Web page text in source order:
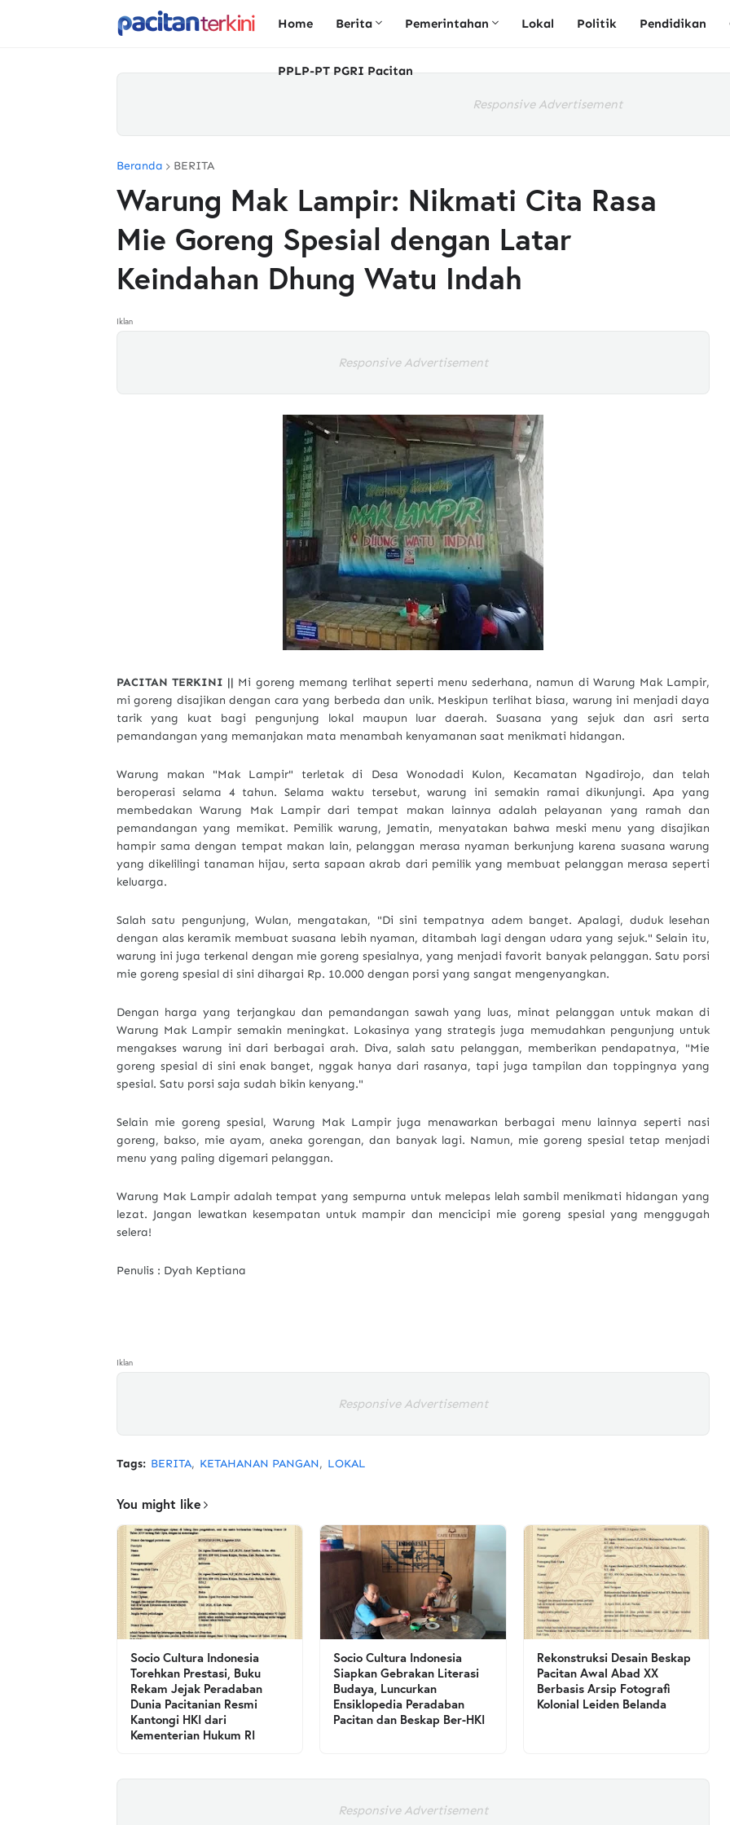
Home Berita Pemerintahan Lokal Politik Pendidikan
PPLP-PT PGRI Pacitan
Responsive Advertisement
Beranda BERITA
Warung Mak Lampir: Nikmati Cita Rasa
Mie Goreng Spesial dengan Latar
Keindahan Dhung Watu Indah
Iklan
Responsive Advertisement
PACITAN TERKINI || Mi goreng memang terlihat seperti menu sederhana, namun di Warung Mak Lampir,
mi goreng disajikan dengan cara yang berbeda dan unik. Meskipun terlihat biasa, warung ini menjadi daya
tarik yang kuat bagi pengunjung lokal maupun luar daerah. Suasana yang sejuk dan asri serta
pemandangan yang memanjakan mata menambah kenyamanan saat menikmati hidangan.
Warung makan "Mak Lampir" terletak di Desa Wonodadi Kulon, Kecamatan Ngadirojo, dan telah
beroperasi selama 4 tahun. Selama waktu tersebut, warung ini semakin ramai dikunjungi. Apa yang
membedakan Warung Mak Lampir dari tempat makan lainnya adalah pelayanan yang ramah dan
pemandangan yang memikat. Pemilik warung, Jematin, menyatakan bahwa meski menu yang disajikan
hampir sama dengan tempat makan lain, pelanggan merasa nyaman berkunjung karena suasana warung
yang dikelilingi tanaman hijau, serta sapaan akrab dari pemilik yang membuat pelanggan merasa seperti
keluarga.
Salah satu pengunjung, Wulan, mengatakan, "Di sini tempatnya adem banget. Apalagi, duduk lesehan
dengan alas keramik membuat suasana lebih nyaman, ditambah lagi dengan udara yang sejuk." Selain itu,
warung ini juga terkenal dengan mie goreng spesialnya, yang menjadi favorit banyak pelanggan. Satu porsi
mie goreng spesial di sini dihargai Rp. 10.000 dengan porsi yang sangat mengenyangkan.
Dengan harga yang terjangkau dan pemandangan sawah yang luas, minat pelanggan untuk makan di
Warung Mak Lampir semakin meningkat. Lokasinya yang strategis juga memudahkan pengunjung untuk
mengakses warung ini dari berbagai arah. Diva, salah satu pelanggan, memberikan pendapatnya, "Mie
goreng spesial di sini enak banget, nggak hanya dari rasanya, tapi juga tampilan dan toppingnya yang
spesial. Satu porsi saja sudah bikin kenyang."
Selain mie goreng spesial, Warung Mak Lampir juga menawarkan berbagai menu lainnya seperti nasi
goreng, bakso, mie ayam, aneka gorengan, dan banyak lagi. Namun, mie goreng spesial tetap menjadi
menu yang paling digemari pelanggan.
Warung Mak Lampir adalah tempat yang sempurna untuk melepas lelah sambil menikmati hidangan yang
lezat. Jangan lewatkan kesempatan untuk mampir dan mencicipi mie goreng spesial yang menggugah
selera!
Penulis : Dyah Keptiana
Iklan
Responsive Advertisement
Tags: BERITA KETAHANAN PANGAN LOKAL
You might like
Socio Cultura Indonesia
Torehkan Prestasi, Buku
Rekam Jejak Peradaban
Dunia Pacitanian Resmi
Kantongi HKI dari
Kementerian Hukum RI
Socio Cultura Indonesia
Siapkan Gebrakan Literasi
Budaya, Luncurkan
Ensiklopedia Peradaban
Pacitan dan Beskap Ber-HKI
Rekonstruksi Desain Beskap
Pacitan Awal Abad XX
Berbasis Arsip Fotografi
Kolonial Leiden Belanda
Responsive Advertisement